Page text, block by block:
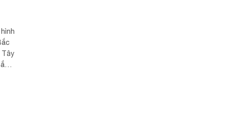
Tây